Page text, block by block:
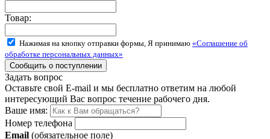
Товар:
Нажимая на кнопку отправки формы, Я принимаю «Соглашение об
обработке персональных данных»
Задать вопрос
Оставьте свой E-mail и мы бесплатно ответим на любой
интересующий Вас вопрос течение рабочего дня.
Ваше имя:
Номер телефона
Email (обязательное поле)